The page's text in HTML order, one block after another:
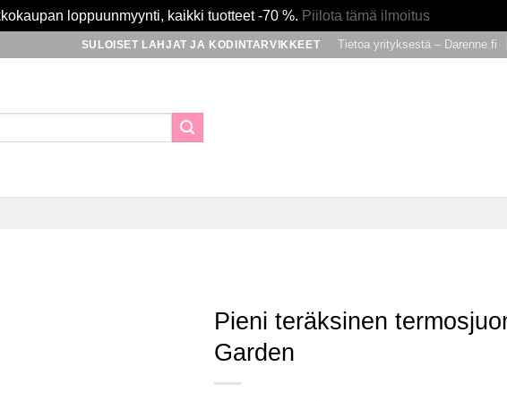
loppuunmyynti, kaikki tuotteet -70 %. Piilota tämä ilmoitus
SULOISET LAHJAT JA KODINTARVIKKEET Tietoa yrityksestä – Darenne.fi
Pieni teräksinen
Garden